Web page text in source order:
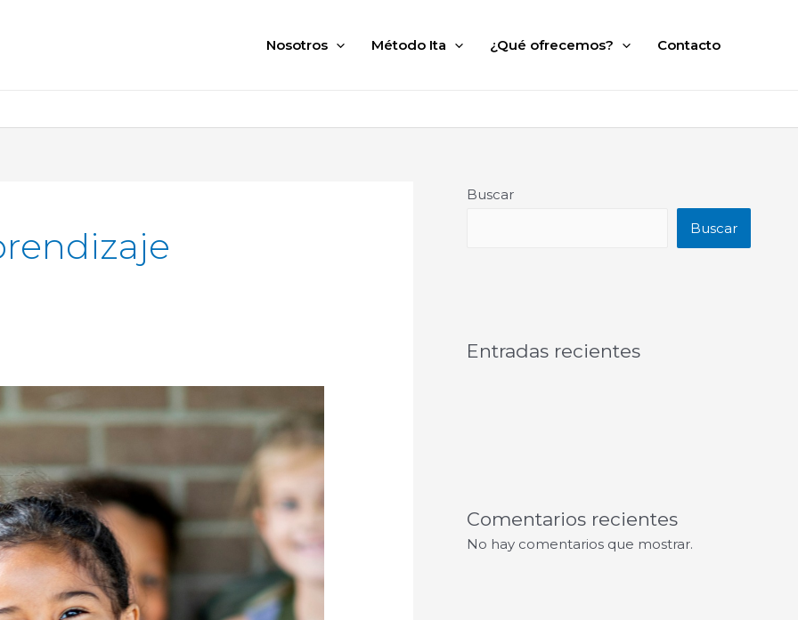
Nosotros Método Ita ¿Qué ofrecemos? Contacto
Buscar
Buscar
Entradas recientes
Comentarios recientes
No hay comentarios que mostrar.